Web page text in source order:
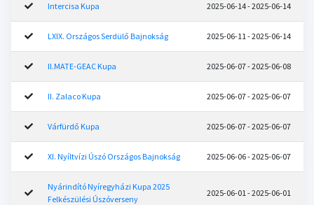
Intercisa Kupa 2025-06-14 - 2025-06-14
LXIX. Országos Serdülő Bajnokság 2025-06-11 - 2025-06-14
II.MATE-GEAC Kupa 2025-06-07 - 2025-06-08
II. Zalaco Kupa 2025-06-07 - 2025-06-07
Várfürdő Kupa 2025-06-07 - 2025-06-07
XI. Nyíltvízi Úszó Országos Bajnokság 2025-06-06 - 2025-06-07
Nyárindító Nyíregyházi Kupa 2025
Felkészülési Úszóverseny
2025-06-01 - 2025-06-01